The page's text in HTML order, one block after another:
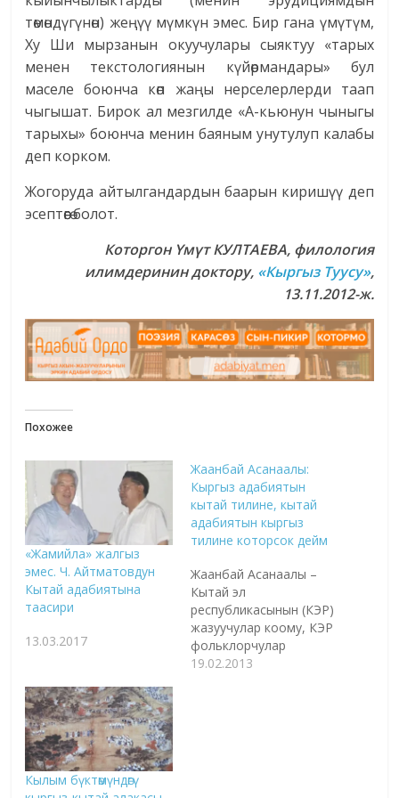
төмөндүгүнөн) жеңүү мүмкүн эмес. Бир гана үмүтүм,
Ху Ши мырзанын окуучулары сыяктуу «тарых
менен текстологиянын күйөрмандары» бул
маселе боюнча көп жаңы нерселерлерди таап
чыгышат. Бирок ал мезгилде «А-кьюнун чыныгы
тарыхы» боюнча менин баяным унутулуп калабы
деп корком.
Жогоруда айтылгандардын баа­рын киришүү деп
эсептөөгө болот.
Которгон Үмүт КУЛТАЕВА, филология
илимдеринин доктору, «Кыргыз Туусу»,
13.11.2012-ж.
Похожее
«Жамийла» жалгыз
эмес. Ч. Айтматовдун
Кытай адабиятына
таасири
13.03.2017
Жаанбай Асанаалы:
Кыргыз адабиятын
кытай тилине, кытай
адабиятын кыргыз
тилине которсок дейм
Жаанбай Асанаалы –
Кытай эл
республикасынын (КЭР)
жазуучулар коому, КЭР
фольклорчулар
коомунун жана КЭР
19.02.2013
Кылым бүктөмүндөгү